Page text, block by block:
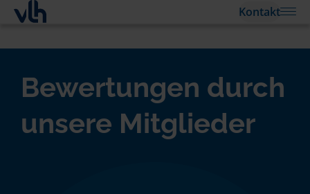
Kontakt
Bewertungen durch
unsere Mitglieder